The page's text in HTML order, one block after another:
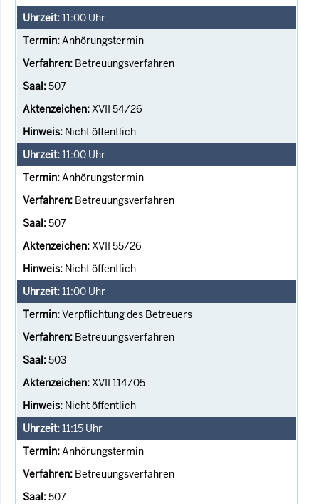
11:00 Uhr
Anhörungstermin
Betreuungsverfahren
507
XVII 54/26
Nicht öffentlich
11:00 Uhr
Anhörungstermin
Betreuungsverfahren
507
XVII 55/26
Nicht öffentlich
11:00 Uhr
Verpflichtung des Betreuers
Betreuungsverfahren
503
XVII 114/05
Nicht öffentlich
11:15 Uhr
Anhörungstermin
Betreuungsverfahren
507